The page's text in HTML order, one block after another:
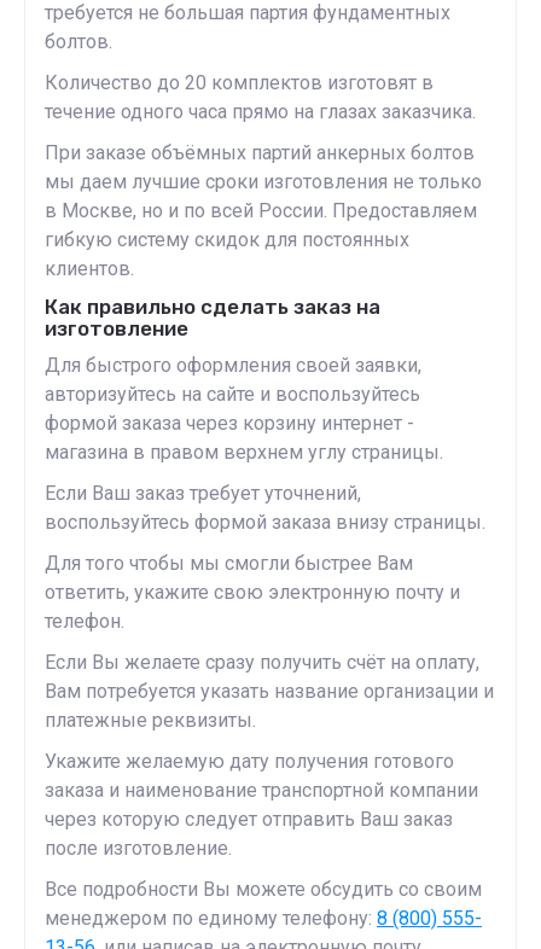
требуется не большая партия фундаментных
болтов.
Количество до 20 комплектов изготовят в
течение одного часа прямо на глазах заказчика.
При заказе объёмных партий анкерных болтов
мы даем лучшие сроки изготовления не только
в Москве, но и по всей России. Предоставляем
гибкую систему скидок для постоянных
клиентов.
Как правильно сделать заказ на
изготовление
Для быстрого оформления своей заявки,
авторизуйтесь на сайте и воспользуйтесь
формой заказа через корзину интернет -
магазина в правом верхнем углу страницы.
Если Ваш заказ требует уточнений,
воспользуйтесь формой заказа внизу страницы.
Для того чтобы мы смогли быстрее Вам
ответить, укажите свою электронную почту и
телефон.
Если Вы желаете сразу получить счёт на оплату,
Вам потребуется указать название организации и
платежные реквизиты.
Укажите желаемую дату получения готового
заказа и наименование транспортной компании
через которую следует отправить Ваш заказ
после изготовление.
Все подробности Вы можете обсудить со своим
менеджером по единому телефону: 8 (800) 555-